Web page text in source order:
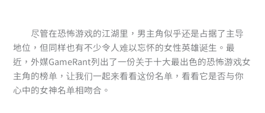
尽管在恐怖游戏的江湖里，男主角似乎还是占据了主导
地位，但同样也有不少令人难以忘怀的女性英雄诞生。最
近，外媒GameRant列出了一份关于十大最出色的恐怖游戏女
主角的榜单，让我们一起来看看这份名单，看看它是否与你
心中的女神名单相吻合。